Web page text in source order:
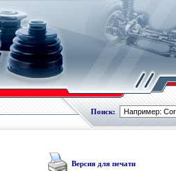
Поиск:
Версия для печати